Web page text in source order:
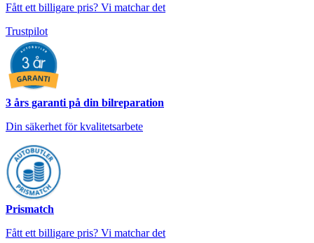
Fått ett billigare pris? Vi matchar det
Trustpilot
3 års garanti på din bilreparation
Din säkerhet för kvalitetsarbete
Prismatch
Fått ett billigare pris? Vi matchar det